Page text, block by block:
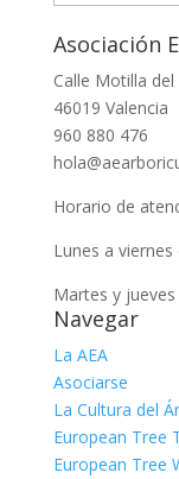
Asociación
Calle Motilla
46019 Valencia
960 880 476
Horario de
Lunes a viernes
Martes y
Navegar
La AEA
Asociarse
La Cultura del
European Tree
European Tree